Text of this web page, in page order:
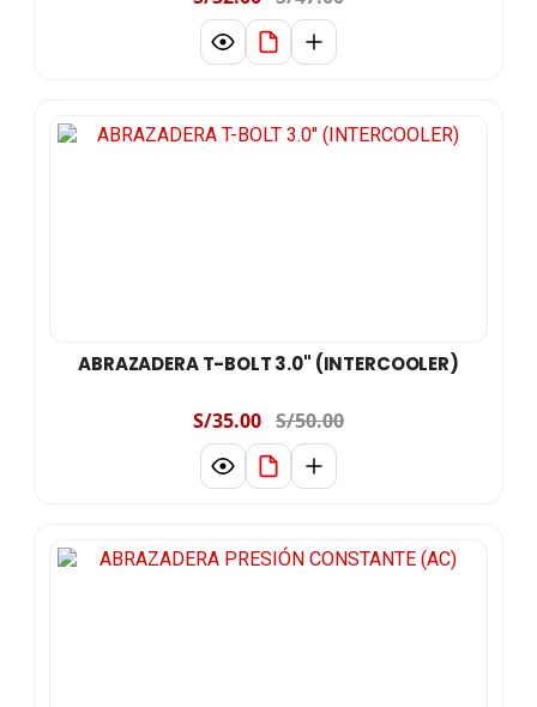
ABRAZADERA T-BOLT 3.0" (INTERCOOLER)
S/35.00 S/50.00